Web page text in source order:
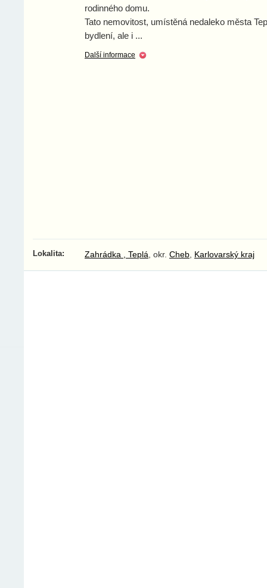
rodinného domu.
Tato nemovitost, umístěná nedaleko města
bydlení, ale i ...
Další informace
Lokalita: Zahrádka , Teplá , okr. Cheb Karlovarský kraj